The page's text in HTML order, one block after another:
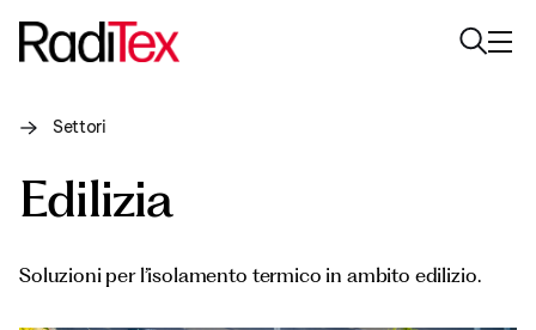
Chi siamo
Sostenibilità
Settori
Edilizia
Soluzioni per l’isolamento termico in ambito edilizio.